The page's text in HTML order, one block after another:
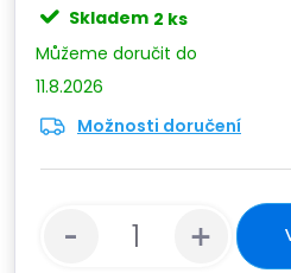
Skladem 2 ks
11.8.2026
Možnosti doručení